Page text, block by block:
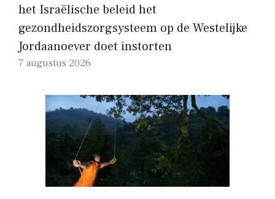
het Israëlische beleid het
gezondheidszorgsysteem op de Westelijke
Jordaanoever doet instorten
7 augustus 2026